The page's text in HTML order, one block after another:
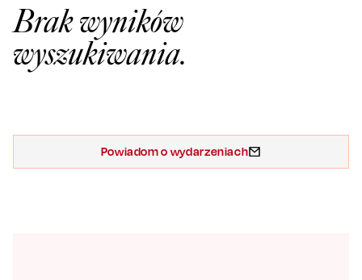
Brak wyników
wyszukiwania.
Powiadom o wydarzeniach